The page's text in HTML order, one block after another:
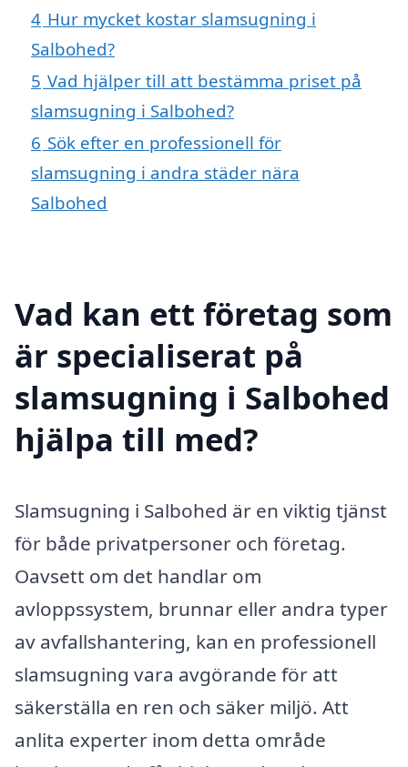
4 Hur mycket kostar slamsugning i
Salbohed?
5 Vad hjälper till att bestämma priset på
slamsugning i Salbohed?
6 Sök efter en professionell för
slamsugning i andra städer nära
Salbohed
Vad kan ett företag som
är specialiserat på
slamsugning i Salbohed
hjälpa till med?
Slamsugning i Salbohed är en viktig tjänst
för både privatpersoner och företag.
Oavsett om det handlar om
avloppssystem, brunnar eller andra typer
av avfallshantering, kan en professionell
slamsugning vara avgörande för att
säkerställa en ren och säker miljö. Att
anlita experter inom detta område